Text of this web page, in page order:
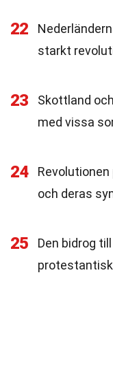
22
starkt
23
Skottland
med vissa
24
och deras
25
Den bidrog